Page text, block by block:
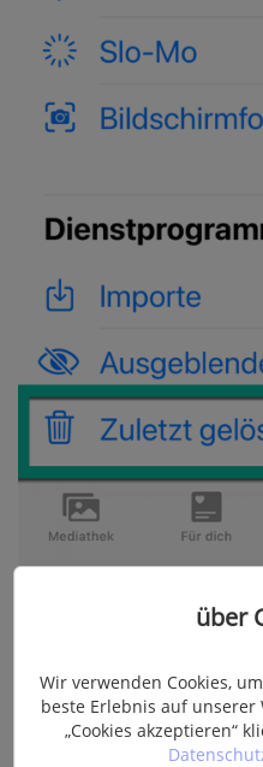
angezeigt. Und sie
bevor sie vom System
über
Wir verwenden Cookies,
beste Erlebnis auf unserer
„Cookies akzeptieren“